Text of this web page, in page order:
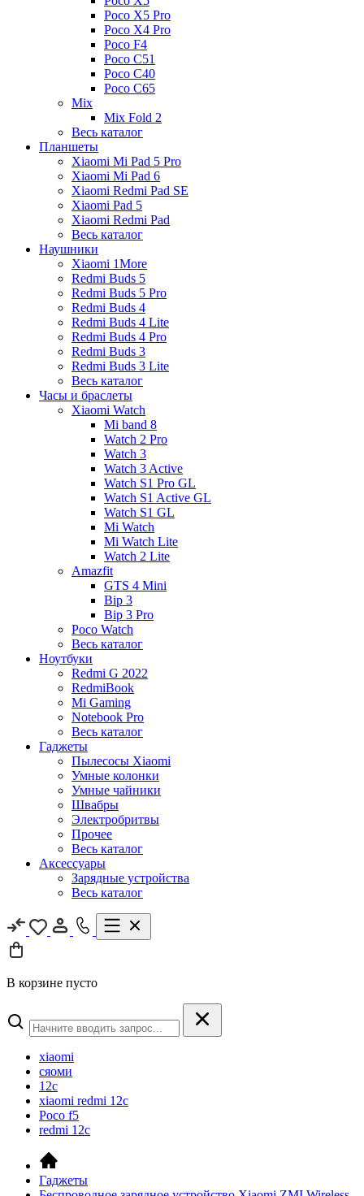
Poco X5 Pro
Poco X4 Pro
Poco F4
Poco C51
Poco C40
Poco C65
Mix
Mix Fold 2
Весь каталог
Планшеты
Xiaomi Mi Pad 5 Pro
Xiaomi Mi Pad 6
Xiaomi Redmi Pad SE
Xiaomi Pad 5
Xiaomi Redmi Pad
Весь каталог
Наушники
Xiaomi 1More
Redmi Buds 5
Redmi Buds 5 Pro
Redmi Buds 4
Redmi Buds 4 Lite
Redmi Buds 4 Pro
Redmi Buds 3
Redmi Buds 3 Lite
Весь каталог
Часы и браслеты
Xiaomi Watch
Mi band 8
Watch 2 Pro
Watch 3
Watch 3 Active
Watch S1 Pro GL
Watch S1 Active GL
Watch S1 GL
Mi Watch
Mi Watch Lite
Watch 2 Lite
Amazfit
GTS 4 Mini
Bip 3
Bip 3 Pro
Poco Watch
Весь каталог
Ноутбуки
Redmi G 2022
RedmiBook
Mi Gaming
Notebook Pro
Весь каталог
Гаджеты
Пылесосы Xiaomi
Умные колонки
Умные чайники
Швабры
Электробритвы
Прочее
Весь каталог
Аксессуары
Зарядные устройства
Весь каталог
В корзине пусто
xiaomi
сяоми
12c
xiaomi redmi 12c
Poco f5
redmi 12c
Гаджеты